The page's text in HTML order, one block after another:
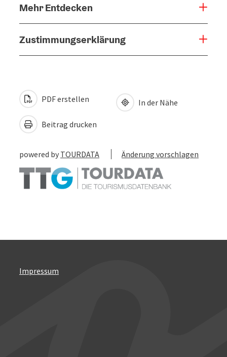
Mehr Entdecken
Zustimmungserklärung
PDF erstellen
Beitrag drucken
In der Nähe
powered by TOURDATA Änderung vorschlagen
Impressum